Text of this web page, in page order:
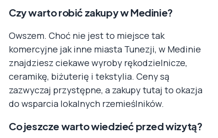
Czy warto robić zakupy w Medinie?
Owszem. Choć nie jest to miejsce tak
komercyjne jak inne miasta Tunezji, w Medinie
znajdziesz ciekawe wyroby rękodzielnicze,
ceramikę, biżuterię i tekstylia. Ceny są
zazwyczaj przystępne, a zakupy tutaj to okazja
do wsparcia lokalnych rzemieślników.
Co jeszcze warto wiedzieć przed wizytą?